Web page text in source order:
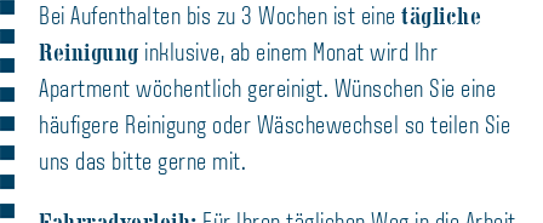
Bei Aufenthalten bis zu 3 Wochen ist eine tägliche
Reinigung inklusive, ab einem Monat wird Ihr
Apartment wöchentlich gereinigt. Wünschen Sie eine
häufigere Reinigung oder Wäschewechsel so teilen Sie
uns das bitte gerne mit.